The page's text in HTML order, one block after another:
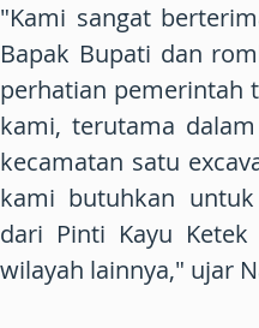
"Kami sangat
Bapak Bupati dan
perhatian pemerintah
kami, terutama
kecamatan satu
kami butuhkan
dari Pinti Kayu
wilayah lainnya," ujar